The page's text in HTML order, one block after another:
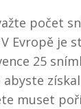
počet
Evropě je
25
muset